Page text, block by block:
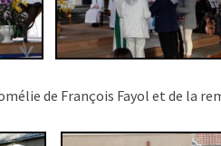
de François Fayol et de la